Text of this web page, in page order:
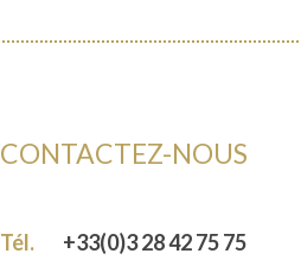
CONTACTEZ-NOUS
Tél.
+33(0)3 28 42 75 75